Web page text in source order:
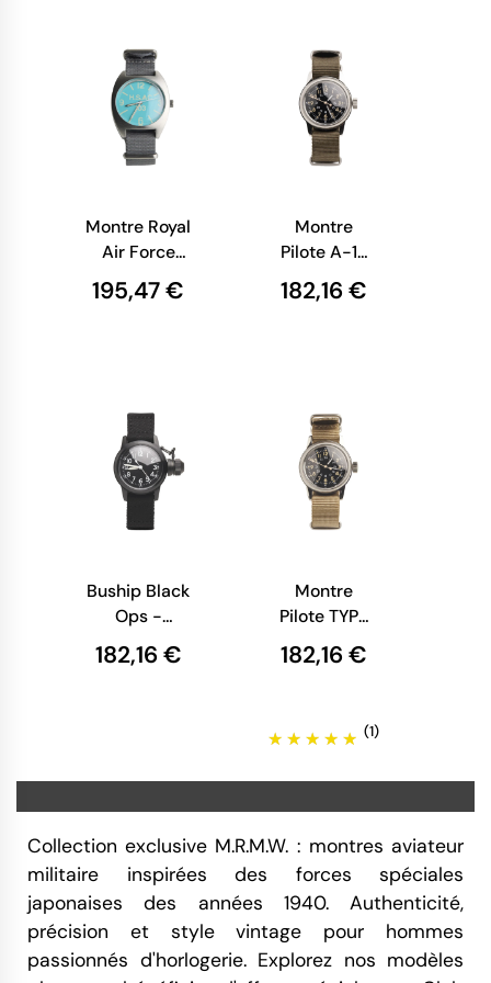
Montre Royal
Air Force
H.S. W10 Air
Force -
195,47 €
Montre
Pilote A-17
Vintage -
Nylon Vert
182,16 €
Buship Black
Ops -
M.R.M.W
182,16 €
Montre
Pilote TYPE
A-17 Vintage
- Nylon Kaki
182,16 €
(1)
Collection exclusive M.R.M.W. : montres aviateur
militaire inspirées des forces spéciales
japonaises des années 1940. Authenticité,
précision et style vintage pour hommes
passionnés d'horlogerie. Explorez nos modèles